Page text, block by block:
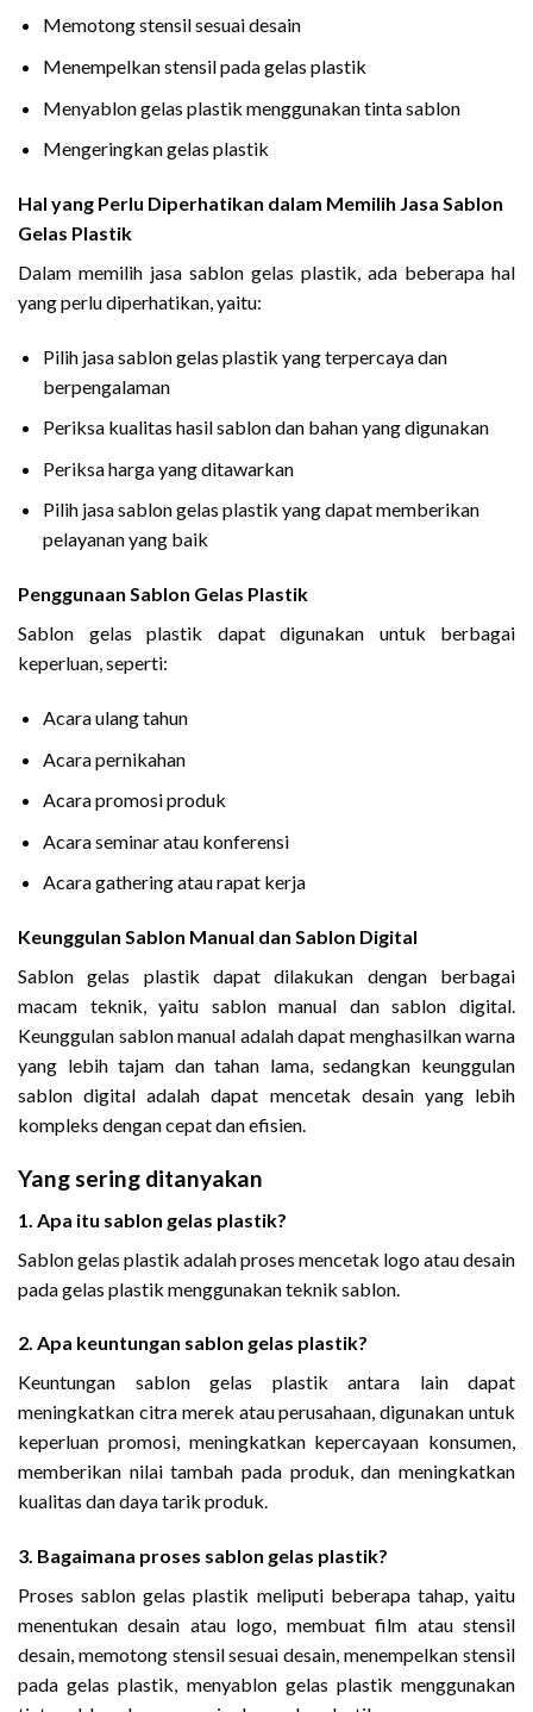
Memotong stensil sesuai desain
Menempelkan stensil pada gelas plastik
Menyablon gelas plastik menggunakan tinta sablon
Mengeringkan gelas plastik
Hal yang Perlu Diperhatikan dalam Memilih Jasa Sablon
Gelas Plastik
Dalam memilih jasa sablon gelas plastik, ada beberapa hal
yang perlu diperhatikan, yaitu:
Pilih jasa sablon gelas plastik yang terpercaya dan
berpengalaman
Periksa kualitas hasil sablon dan bahan yang digunakan
Periksa harga yang ditawarkan
Pilih jasa sablon gelas plastik yang dapat memberikan
pelayanan yang baik
Penggunaan Sablon Gelas Plastik
Sablon gelas plastik dapat digunakan untuk berbagai
keperluan, seperti:
Acara ulang tahun
Acara pernikahan
Acara promosi produk
Acara seminar atau konferensi
Acara gathering atau rapat kerja
Keunggulan Sablon Manual dan Sablon Digital
Sablon gelas plastik dapat dilakukan dengan berbagai
macam teknik, yaitu sablon manual dan sablon digital.
Keunggulan sablon manual adalah dapat menghasilkan warna
yang lebih tajam dan tahan lama, sedangkan keunggulan
sablon digital adalah dapat mencetak desain yang lebih
kompleks dengan cepat dan efisien.
Yang sering ditanyakan
1. Apa itu sablon gelas plastik?
Sablon gelas plastik adalah proses mencetak logo atau desain
pada gelas plastik menggunakan teknik sablon.
2. Apa keuntungan sablon gelas plastik?
Keuntungan sablon gelas plastik antara lain dapat
meningkatkan citra merek atau perusahaan, digunakan untuk
keperluan promosi, meningkatkan kepercayaan konsumen,
memberikan nilai tambah pada produk, dan meningkatkan
kualitas dan daya tarik produk.
3. Bagaimana proses sablon gelas plastik?
Proses sablon gelas plastik meliputi beberapa tahap, yaitu
menentukan desain atau logo, membuat film atau stensil
desain, memotong stensil sesuai desain, menempelkan stensil
pada gelas plastik, menyablon gelas plastik menggunakan